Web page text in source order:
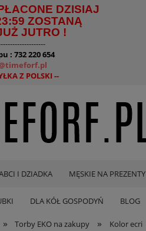
DZISIAJ
ZOSTANĄ
JUTRO !
: 732 220 654
Z POLSKI --
I DZIADKA MĘSKIE NA PREZENTY
DLA KÓŁ GOSPODYŃ BLOG
» Torby EKO na zakupy » Kolor ecri